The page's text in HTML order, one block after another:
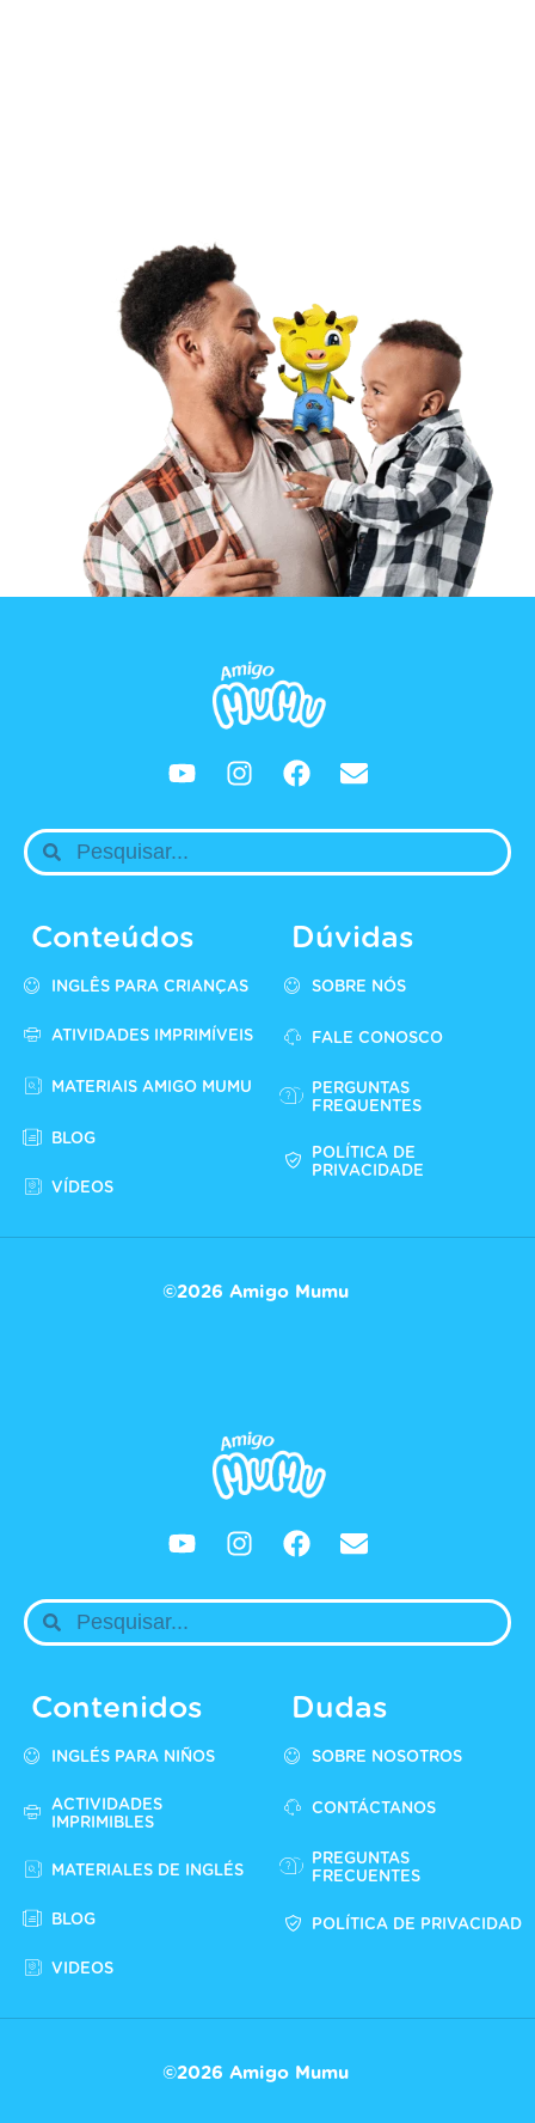
Conteúdos
INGLÊS PARA CRIANÇAS
ATIVIDADES IMPRIMÍVEIS
MATERIAIS AMIGO MUMU
BLOG
VÍDEOS
Dúvidas
SOBRE NÓS
FALE CONOSCO
PERGUNTAS
FREQUENTES
POLÍTICA DE
PRIVACIDADE
©2026 Amigo Mumu
Contenidos
INGLÉS PARA NIÑOS
ACTIVIDADES
IMPRIMIBLES
MATERIALES DE INGLÉS
BLOG
VIDEOS
Dudas
SOBRE NOSOTROS
CONTÁCTANOS
PREGUNTAS
FRECUENTES
POLÍTICA DE PRIVACIDAD
©2026 Amigo Mumu